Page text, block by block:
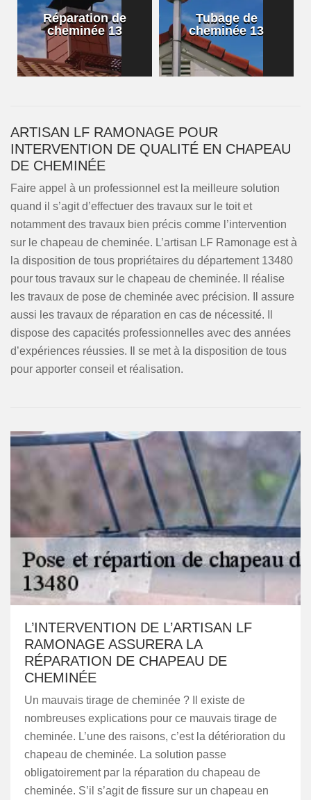
Réparation de
cheminée 13
Tubage de
cheminée 13
ARTISAN LF RAMONAGE POUR
INTERVENTION DE QUALITÉ EN CHAPEAU
DE CHEMINÉE
Faire appel à un professionnel est la meilleure solution
quand il s’agit d’effectuer des travaux sur le toit et
notamment des travaux bien précis comme l’intervention
sur le chapeau de cheminée. L’artisan LF Ramonage est à
la disposition de tous propriétaires du département 13480
pour tous travaux sur le chapeau de cheminée. Il réalise
les travaux de pose de cheminée avec précision. Il assure
aussi les travaux de réparation en cas de nécessité. Il
dispose des capacités professionnelles avec des années
d’expériences réussies. Il se met à la disposition de tous
pour apporter conseil et réalisation.
L’INTERVENTION DE L’ARTISAN LF
RAMONAGE ASSURERA LA
RÉPARATION DE CHAPEAU DE
CHEMINÉE
Un mauvais tirage de cheminée ? Il existe de
nombreuses explications pour ce mauvais tirage de
cheminée. L’une des raisons, c’est la détérioration du
chapeau de cheminée. La solution passe
obligatoirement par la réparation du chapeau de
cheminée. S’il s’agit de fissure sur un chapeau en